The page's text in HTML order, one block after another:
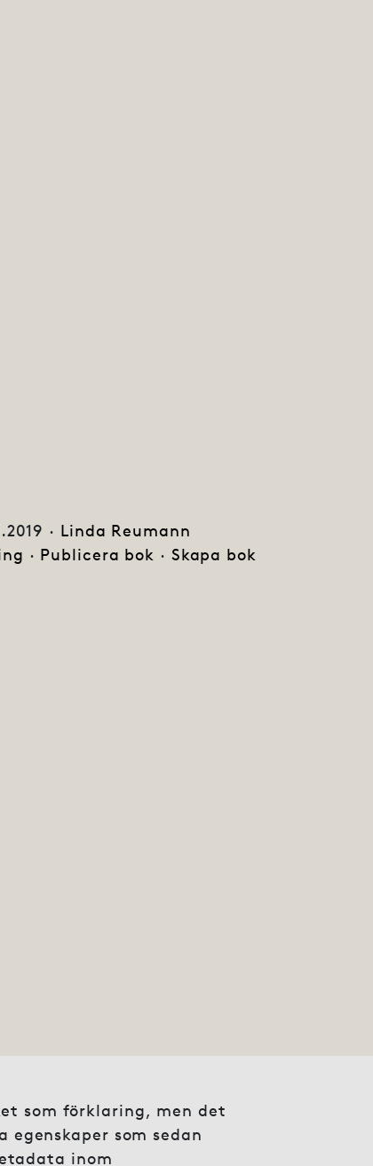
· Linda Reumann
· Publicera bok · Skapa bok
som förklaring, men det
som sedan
inom